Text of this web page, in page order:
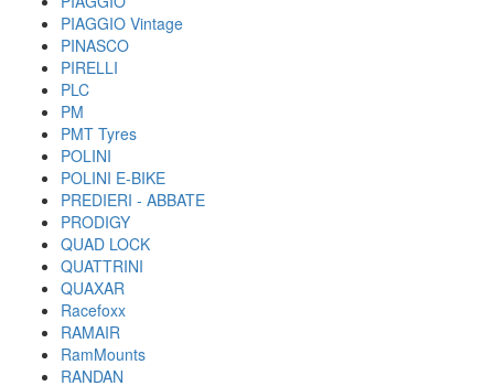
PIAGGIO Vintage
PINASCO
PIRELLI
PLC
PM
PMT Tyres
POLINI
POLINI E-BIKE
PREDIERI - ABBATE
PRODIGY
QUAD LOCK
QUATTRINI
QUAXAR
Racefoxx
RAMAIR
RamMounts
RANDAN